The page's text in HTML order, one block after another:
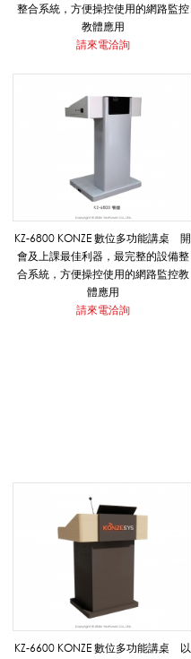
位
能
講
影
整合系統，方便操控使用的網路監控
教體應用
請來電洽詢
KZ-6800 KONZE 數位多功能講桌 開
會及上課最佳利器，最完整的設備整
合系統，方便操控使用的網路監控教
體應用
請來電洽詢
KZ-6600 KONZE 數位多功能講桌 以